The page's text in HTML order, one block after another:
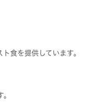
食を提供しています。